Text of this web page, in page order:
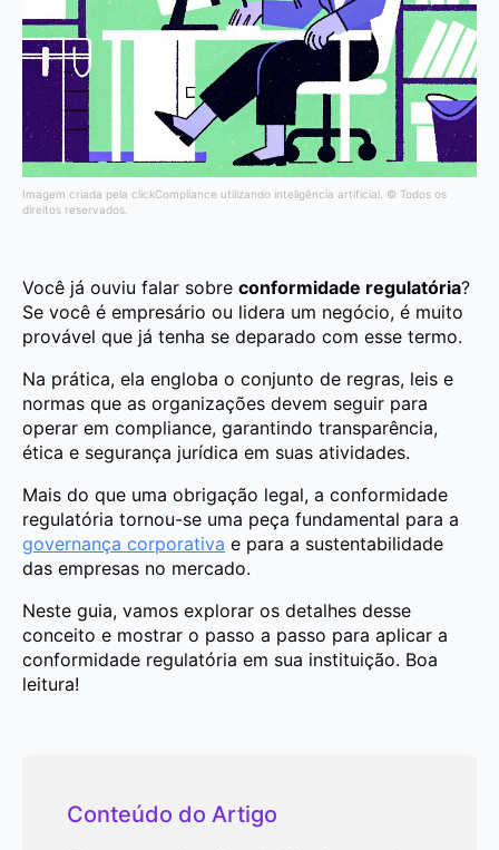
Imagem criada pela clickCompliance utilizando inteligência artificial. © Todos os
direitos reservados.
Você já ouviu falar sobre conformidade regulatória?
Se você é empresário ou lidera um negócio, é muito
provável que já tenha se deparado com esse termo.
Na prática, ela engloba o conjunto de regras, leis e
normas que as organizações devem seguir para
operar em compliance, garantindo transparência,
ética e segurança jurídica em suas atividades.
Mais do que uma obrigação legal, a conformidade
regulatória tornou-se uma peça fundamental para a
governança corporativa e para a sustentabilidade
das empresas no mercado.
Neste guia, vamos explorar os detalhes desse
conceito e mostrar o passo a passo para aplicar a
conformidade regulatória em sua instituição. Boa
leitura!
Conteúdo do Artigo